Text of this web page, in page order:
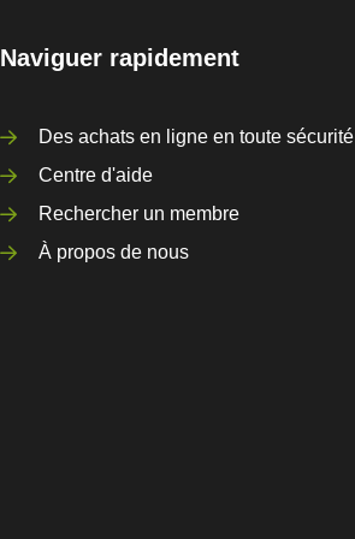
Naviguer rapidement
Des achats en ligne en toute sécurité
Centre d'aide
Rechercher un membre
À propos de nous